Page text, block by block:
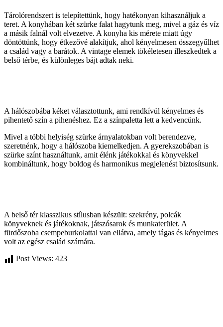
Tárolórendszert is telepítettünk, hogy hatékonyan kihasználjuk a
teret. A konyhában két szürke falat hagytunk meg, mivel a gáz és víz
a másik falnál volt elvezetve. A konyha kis mérete miatt úgy
döntöttünk, hogy étkezővé alakítjuk, ahol kényelmesen összegyűlhet
a család vagy a barátok. A vintage elemek tökéletesen illeszkedtek a
belső térbe, és különleges bájt adtak neki.
A hálószobába kéket választottunk, ami rendkívül kényelmes és
pihentető szín a pihenéshez. Ez a színpaletta lett a kedvencünk.
Mivel a többi helyiség szürke árnyalatokban volt berendezve,
szeretnénk, hogy a hálószoba kiemelkedjen. A gyerekszobában is
szürke színt használtunk, amit élénk játékokkal és könyvekkel
kombináltunk, hogy boldog és harmonikus megjelenést biztosítsunk.
A belső tér klasszikus stílusban készült: szekrény, polcák
könyveknek és játékoknak, játszósarok és munkaterület. A
fürdőszoba csempeburkolattal van ellátva, amely tágas és kényelmes
volt az egész család számára.
Post Views: 423